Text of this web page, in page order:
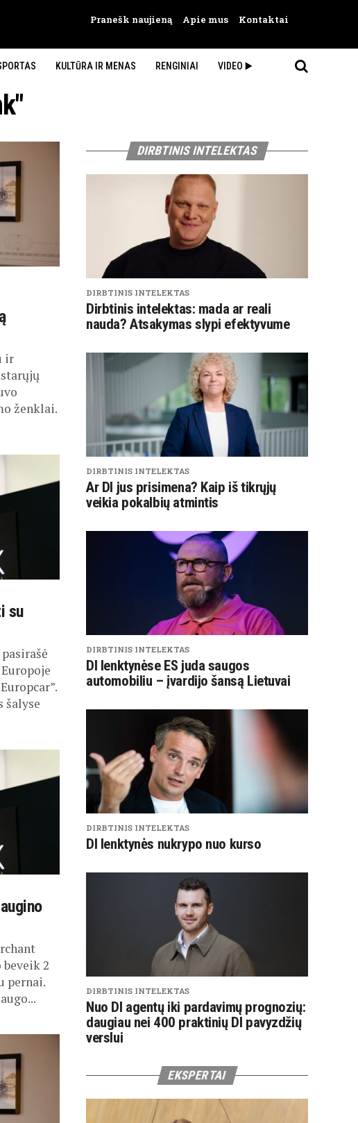
Pranešk naujieną Apie mus Kontaktai
KULTŪRA IR MENAS RENGINIAI VIDEO ▶️
ir
ženklai.
su
šalyse
beveik 2
pernai.
DIRBTINIS INTELEKTAS
DIRBTINIS INTELEKTAS
Dirbtinis intelektas: mada ar reali
nauda? Atsakymas slypi efektyvume
DIRBTINIS INTELEKTAS
Ar DI jus prisimena? Kaip iš tikrųjų
veikia pokalbių atmintis
DIRBTINIS INTELEKTAS
DI lenktynėse ES juda saugos
automobiliu – įvardijo šansą Lietuvai
DIRBTINIS INTELEKTAS
DI lenktynės nukrypo nuo kurso
DIRBTINIS INTELEKTAS
Nuo DI agentų iki pardavimų prognozių:
daugiau nei 400 praktinių DI pavyzdžių
verslui
EKSPERTAI